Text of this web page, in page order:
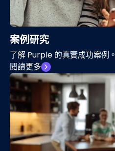
案例研究
了解 Purple 的真實成功案例。
閱讀更多